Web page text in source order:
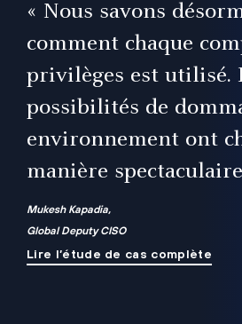
« Nous savons
comment chaque
privilèges est utilisé.
possibilités de
environnement ont
manière
Mukesh Kapadia,
Global Deputy CISO
Lire l’étude de cas complète